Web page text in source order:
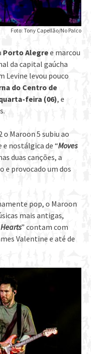
Foto: Tony Capellão/No Palco
Porto Alegree marcou
da capital gaúcha
Levine levou pouco
do Centro de
feira (06), e
o Maroon 5 subiu ao
nostálgica de “Moves
duas canções, a
e provocado um dos
pop, o Maroon
mais antigas,
” contam com
Valentine e até de